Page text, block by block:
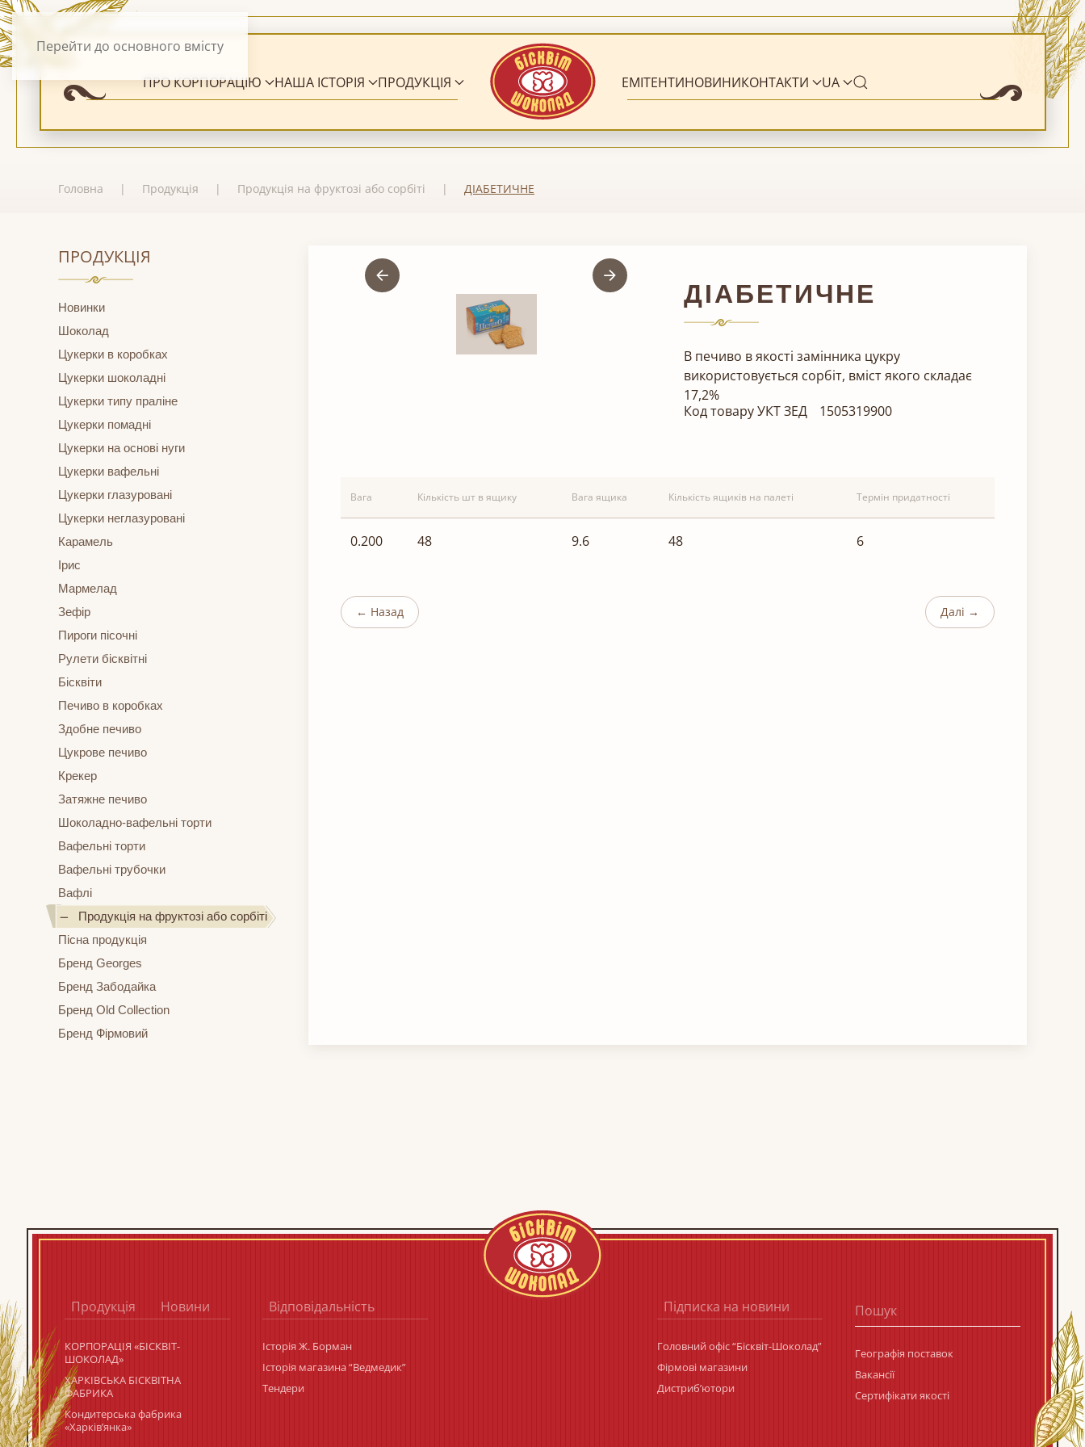
Перейти до основного вмісту
ПРО КОРПОРАЦІЮ НАША ІСТОРІЯ ПРОДУКЦІЯ ЕМІТЕНТИНОВИНИКОНТАКТИ UA
Головна Продукція Продукція на фруктозі або сорбіті ДІАБЕТИЧНЕ
ПРОДУКЦІЯ
Новинки
Шоколад
Цукерки в коробках
Цукерки шоколадні
Цукерки типу праліне
Цукерки помадні
Цукерки на основі нуги
Цукерки вафельні
Цукерки глазуровані
Цукерки неглазуровані
Карамель
Ірис
Мармелад
Зефір
Пироги пісочні
Рулети бісквітні
Бісквіти
Печиво в коробках
Здобне печиво
Цукрове печиво
Крекер
Затяжне печиво
Шоколадно-вафельні торти
Вафельні торти
Вафельні трубочки
Вафлі
Продукція на фруктозі або сорбіті
Пісна продукція
Бренд Georges
Бренд Забодайка
Бренд Old Collection
Бренд Фірмовий
ДІАБЕТИЧНЕ
В печиво в якості замінника цукру
використовується сорбіт, вміст якого складає
17,2%
Код товару УКТ ЗЕД
1505319900
Вага Кількість шт в ящику Вага ящика Кількість ящиків на палеті Термін придатності
0.200 48 9.6 48 6
← Назад Далі →
Продукція Новини
КОРПОРАЦIЯ «БIСКВIТ-
ШОКОЛАД»
ХАРКІВСЬКА БІСКВІТНА
ФАБРИКА
Кондитерська фабрика
«Харків’янка»
Відповідальність
Історія Ж. Борман
Історія магазина “Ведмедик”
Тендери
Підписка на новини
Головний офіс “Бісквіт-Шоколад”
Фірмові магазини
Дистриб’ютори
Географія поставок
Вакансії
Сертифікати якості